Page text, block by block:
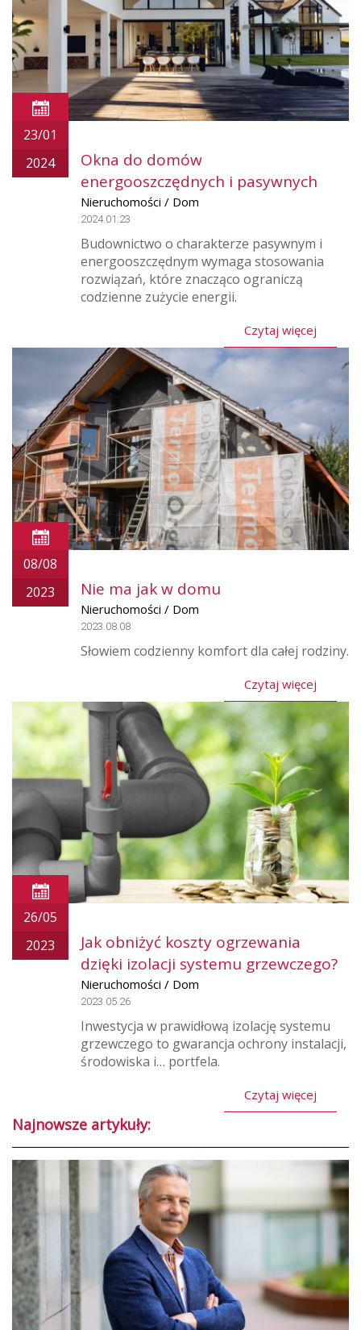
23/01
2024
Okna do domów
energooszczędnych i pasywnych
Nieruchomości / Dom
2024.01.23
Budownictwo o charakterze pasywnym i
energooszczędnym wymaga stosowania
rozwiązań, które znacząco ograniczą
codzienne zużycie energii.
Czytaj więcej
08/08
2023
Nie ma jak w domu
Nieruchomości / Dom
2023.08.08
Słowiem codzienny komfort dla całej rodziny.
Czytaj więcej
26/05
2023
Jak obniżyć koszty ogrzewania
dzięki izolacji systemu grzewczego?
Nieruchomości / Dom
2023.05.26
Inwestycja w prawidłową izolację systemu
grzewczego to gwarancja ochrony instalacji,
środowiska i… portfela.
Czytaj więcej
Najnowsze artykuły: